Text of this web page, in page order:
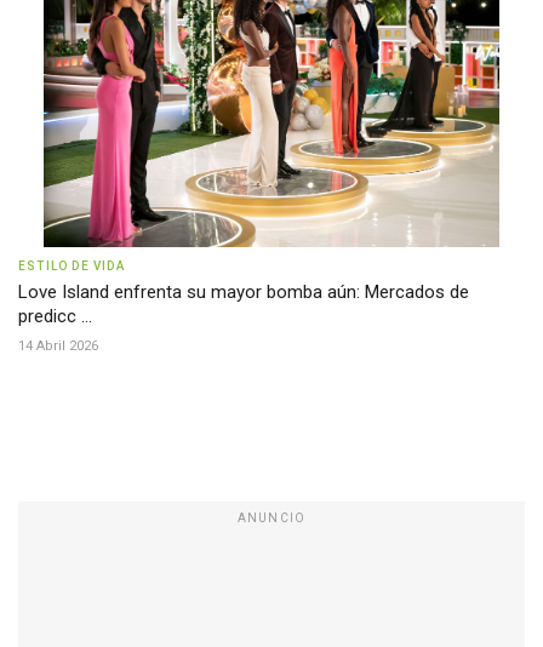
ESTILO DE VIDA
Love Island enfrenta su mayor bomba aún: Mercados de
predicc ...
14 Abril 2026
ANUNCIO